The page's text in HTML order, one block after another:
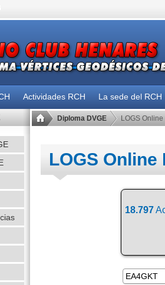
Actividades RCH La sede del RCH
Diploma DVGE LOGS Online
LOGS Online
18.797